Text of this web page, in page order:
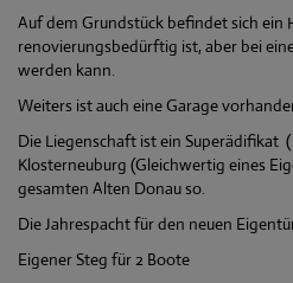
Auf dem Grundstück befindet sich ein
renovierungsbedürftig ist, aber bei
werden kann.
Weiters ist auch eine Garage
Die Liegenschaft ist ein Superädifikat
Klosterneuburg (Gleichwertig eines
gesamten Alten Donau so.
Die Jahrespacht für den neuen
Eigener Steg für 2 Boote